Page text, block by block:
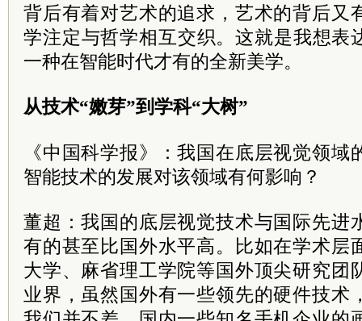
背后有着对艺术的追求，艺术的背后又
学注定与哲学相互交织。这就是我想
一种在智能时代才有的全新美学。
从技术“嫩芽”到学科“大树”
《中国科学报》：我国在底层视觉领
智能技术的发展对该领域有何影响？
董超：我国的底层视觉技术与国际先进
有的甚至比国外水平高。比如在学术层
大学、麻省理工学院等国外顶尖研究团
业界，虽然国外有一些领先的硬件技术